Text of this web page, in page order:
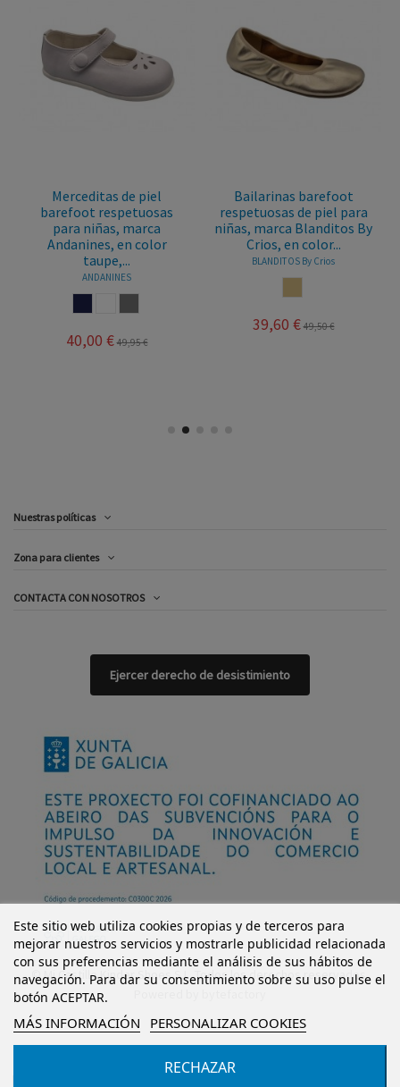
Merceditas de piel
barefoot respetuosas
para niñas, marca
Andanines, en color
taupe,...
ANDANINES
40,00 € 49,95 €
Bailarinas barefoot
respetuosas de piel para
niñas, marca Blanditos By
Crios, en color...
BLANDITOS By Crios
39,60 € 49,50 €
Nuestras políticas
Zona para clientes
CONTACTA CON NOSOTROS
Este sitio web utiliza cookies propias y de terceros para
mejorar nuestros servicios y mostrarle publicidad relacionada
con sus preferencias mediante el análisis de sus hábitos de
navegación. Para dar su consentimiento sobre su uso pulse el
botón ACEPTAR.
MÁS INFORMACIÓN PERSONALIZAR COOKIES
RECHAZAR
Ejercer derecho de desistimiento
© Mi Castillo Kinder Shoes S.L. Todos los derechos reservados.